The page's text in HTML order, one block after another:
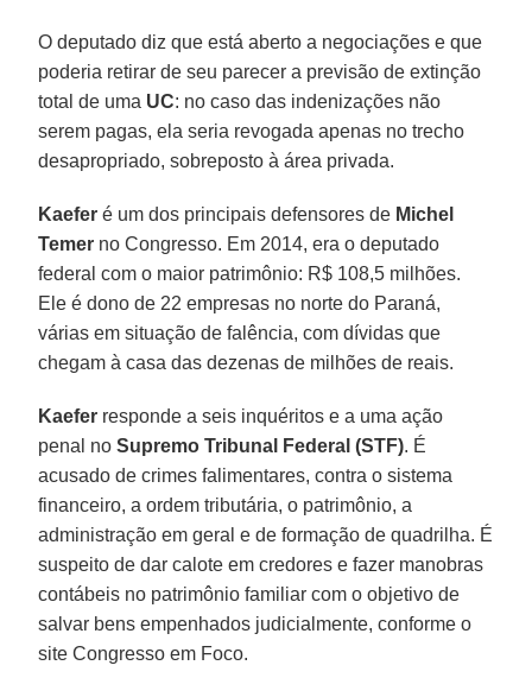
O deputado diz que está aberto a negociações e que
poderia retirar de seu parecer a previsão de extinção
total de uma UC: no caso das indenizações não
serem pagas, ela seria revogada apenas no trecho
desapropriado, sobreposto à área privada.
Kaefer é um dos principais defensores de Michel
Temer no Congresso. Em 2014, era o deputado
federal com o maior patrimônio: R$ 108,5 milhões.
Ele é dono de 22 empresas no norte do Paraná,
várias em situação de falência, com dívidas que
chegam à casa das dezenas de milhões de reais.
Kaefer responde a seis inquéritos e a uma ação
penal no Supremo Tribunal Federal (STF). É
acusado de crimes falimentares, contra o sistema
financeiro, a ordem tributária, o patrimônio, a
administração em geral e de formação de quadrilha. É
suspeito de dar calote em credores e fazer manobras
contábeis no patrimônio familiar com o objetivo de
salvar bens empenhados judicialmente, conforme o
site Congresso em Foco.